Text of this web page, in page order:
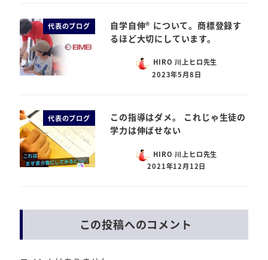
代表のブログ
自学自伸® について。商標登録す
るほど大切にしています。
HIRO 川上ヒロ先生
2023年5月8日
代表のブログ
この指導はダメ。 これじゃ生徒の
学力は伸ばせない
HIRO 川上ヒロ先生
2021年12月12日
この投稿へのコメント